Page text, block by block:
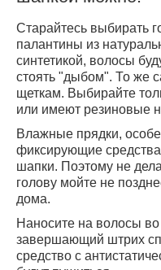
Старайтесь выбирать
палантины из
синтетикой, волосы
стоять "дыбом". То же
щеткам. Выбирайте
или имеют резиновые
Влажные прядки,
фиксирующие
шапки. Поэтому не
голову мойте не
дома.
Наносите на волосы
завершающий штрих
средство с